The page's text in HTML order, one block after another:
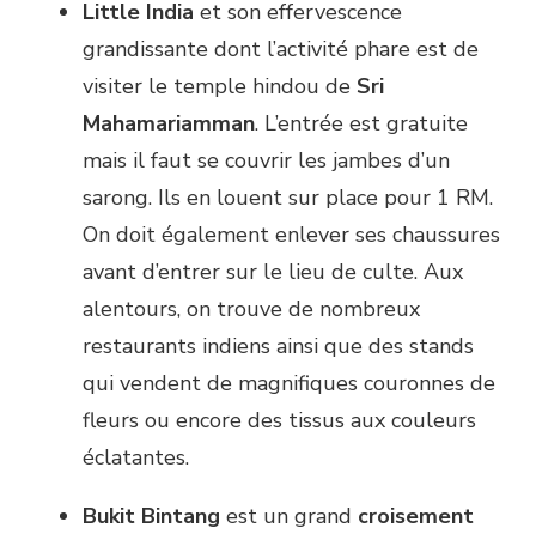
Little India et son effervescence
grandissante dont l’activité phare est de
visiter le temple hindou de Sri
Mahamariamman. L’entrée est gratuite
mais il faut se couvrir les jambes d’un
sarong. Ils en louent sur place pour 1 RM.
On doit également enlever ses chaussures
avant d’entrer sur le lieu de culte. Aux
alentours, on trouve de nombreux
restaurants indiens ainsi que des stands
qui vendent de magnifiques couronnes de
fleurs ou encore des tissus aux couleurs
éclatantes.
Bukit Bintang est un grand croisement